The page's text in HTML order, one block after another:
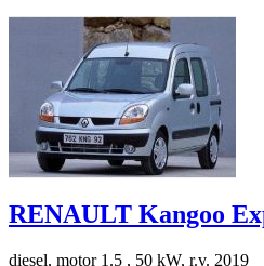
RENAULT Kangoo
diesel, motor 1.5 , 50 kW, r.v. 2019